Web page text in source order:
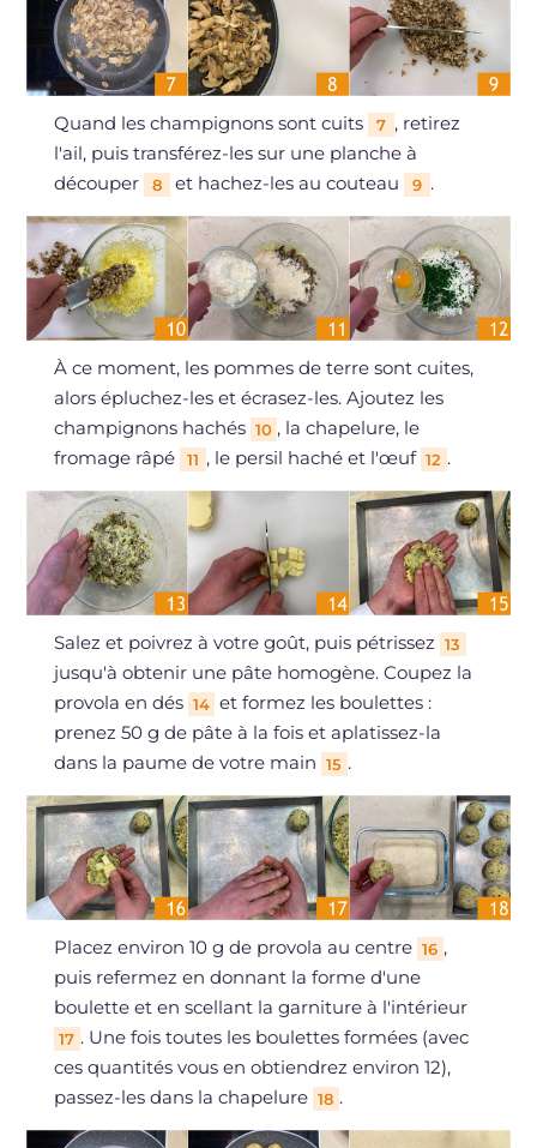
Quand les champignons sont cuits 7 , retirez
l'ail, puis transférez-les sur une planche à
découper
8 et hachez-les au couteau 9 .
À ce moment, les pommes de terre sont cuites,
alors épluchez-les et écrasez-les. Ajoutez les
champignons hachés 10 , la chapelure, le
fromage râpé
11 , le persil haché et l'œuf 12 .
Salez et poivrez à votre goût, puis pétrissez 13
jusqu'à obtenir une pâte homogène. Coupez la
provola en dés 14 et formez les boulettes :
prenez 50 g de pâte à la fois et aplatissez-la
dans la paume de votre main 15 .
Placez environ 10 g de provola au centre 16 ,
puis refermez en donnant la forme d'une
boulette et en scellant la garniture à l'intérieur
17 . Une fois toutes les boulettes formées (avec
ces quantités vous en obtiendrez environ 12),
passez-les dans la chapelure 18 .